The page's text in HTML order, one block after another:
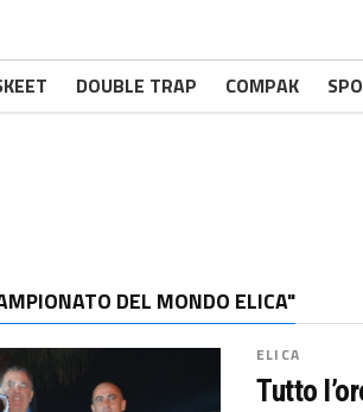
DOUBLE TRAP COMPAK
DEL MONDO ELICA"
ELICA
Tutto